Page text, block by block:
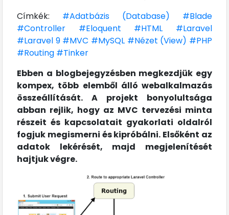
Címkék: #Adatbázis (Database)
#Blade
#Controller
#Eloquent #HTML
#Laravel
#Laravel 9 #MVC #MySQL #Nézet (View) #PHP
#Routing #Tinker
Ebben a blogbejegyzésben megkezdjük egy
kompex, több elemből álló webalkalmazás
összeállítását. A projekt bonyolultsága
abban rejlik, hogy az MVC tervezési minta
részeit és kapcsolatait gyakorlati oldalról
fogjuk megismerni és kipróbálni. Elsőként az
adatok lekérését, majd megjelenítését
hajtjuk végre.